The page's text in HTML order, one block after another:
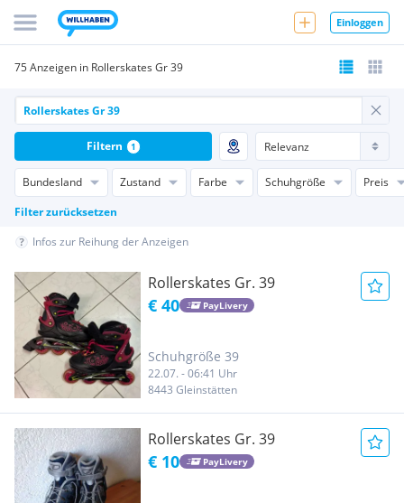
Einloggen
75 Anzeigen in Rollerskates Gr 39
Bundesland Zustand Farbe Schuhgröße
Preis
Filter zurücksetzen
Filtern 1
Infos zur Reihung der Anzeigen
Rollerskates Gr. 39
€ 40 PayLivery
Schuhgröße 39
22.07. - 06:41 Uhr
8443 Gleinstätten
Rollerskates Gr. 39
€ 10 PayLivery